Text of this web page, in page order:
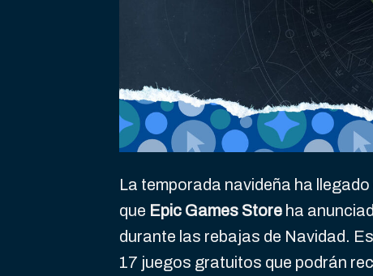
La temporada navideña ha
que Epic Games Store ha
durante las rebajas de Navidad.
17 juegos gratuitos que podrán